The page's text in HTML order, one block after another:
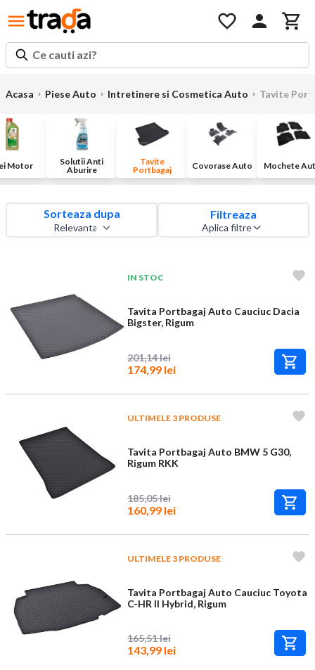
Ce cauti azi?
Acasa Piese Auto Intretinere si Cosmetica Auto Tavite
Motor
Solutii Anti
Aburire
Tavite
Portbagaj
Covorase Auto Mochete
Sorteaza dupa Filtreaza
Aplica filtre
IN STOC
Tavita Portbagaj Auto Cauciuc Dacia
Bigster, Rigum
201,14 lei
174,99 lei
ULTIMELE 3 PRODUSE
Tavita Portbagaj Auto BMW 5 G30,
Rigum RKK
185,05 lei
160,99 lei
ULTIMELE 3 PRODUSE
Tavita Portbagaj Auto Cauciuc Toyota
C-HR II Hybrid, Rigum
165,51 lei
143,99 lei